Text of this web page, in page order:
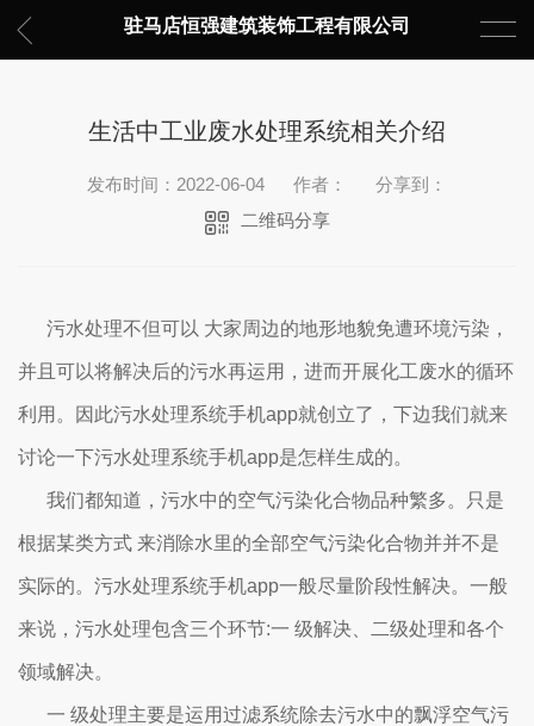
驻马店恒强建筑装饰工程有限公司
生活中工业废水处理系统相关介绍
发布时间：2022-06-04 作者：
分享到：
二维码分享
污水处理不但可以 大家周边的地形地貌免遭环境污染，
并且可以将解决后的污水再运用，进而开展化工废水的循环
利用。因此污水处理系统手机app就创立了，下边我们就来
讨论一下污水处理系统手机app是怎样生成的。
我们都知道，污水中的空气污染化合物品种繁多。只是
根据某类方式 来消除水里的全部空气污染化合物并并不是
实际的。污水处理系统手机app一般尽量阶段性解决。一般
来说，污水处理包含三个环节:一 级解决、二级处理和各个
领域解决。
一 级处理主要是运用过滤系统除去污水中的飘浮空气污